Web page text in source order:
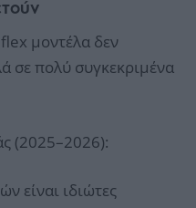
flex μοντέλα δεν
σε πολύ συγκεκριμένα
(2025–2026):
είναι ιδιώτες